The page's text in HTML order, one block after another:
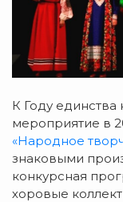
К Году
мероприятие в
«Народное
знаковыми
конкурсная
хоровые